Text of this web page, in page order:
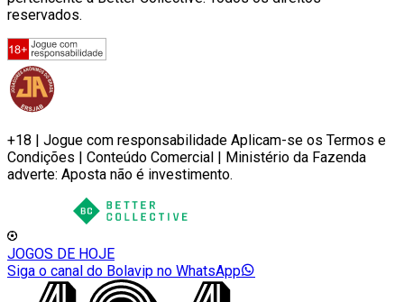
reservados.
+18 | Jogue com responsabilidade Aplicam-se os Termos e
Condições | Conteúdo Comercial | Ministério da Fazenda
adverte: Aposta não é investimento.
JOGOS DE HOJE
Siga o canal do Bolavip no WhatsApp